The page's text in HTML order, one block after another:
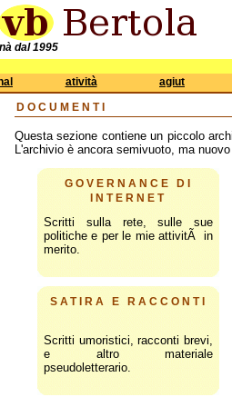
dal 1995
atività agiut
DOCUMENTI
Questa sezione contiene un piccolo
L'archivio è ancora semivuoto, ma
GOVERNANCE DI
INTERNET
Scritti sulla rete, sulle sue
politiche e per le mie attivitÃ in
merito.
SATIRA E RACCONTI
Scritti umoristici, racconti brevi,
e altro materiale
pseudoletterario.